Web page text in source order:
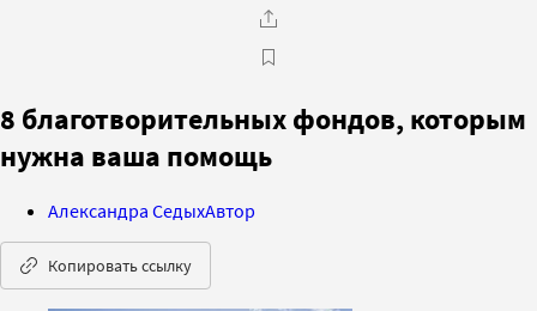
8 благотворительных фондов, которым
нужна ваша помощь
Александра СедыхАвтор
Копировать ссылку